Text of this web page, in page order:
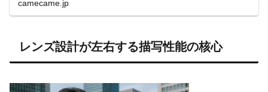
camecame.jp
レンズ設計が左右する描写性能の核心